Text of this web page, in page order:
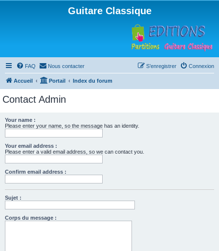
Guitare Classique
FAQ Nous contacter Connexion
S’enregistrer
Accueil Portail Index du forum
Contact Admin
Your name :
Please enter your name, so the message has an identity.
Your email address :
Please enter a valid email address, so we can contact you.
Confirm email address :
Sujet :
Corps du message :